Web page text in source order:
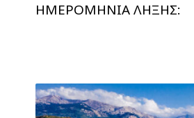
ΗΜΕΡΟΜΗΝΙΑ ΛΗΞΗΣ: